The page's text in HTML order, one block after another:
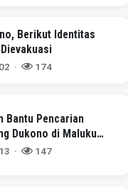
Berikut Identitas
· 174
Bantu Pencarian
Dukono di Maluku
· 147